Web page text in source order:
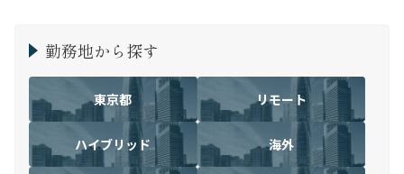
勤務地から探す
東京都 リモート
ハイブリッド 海外